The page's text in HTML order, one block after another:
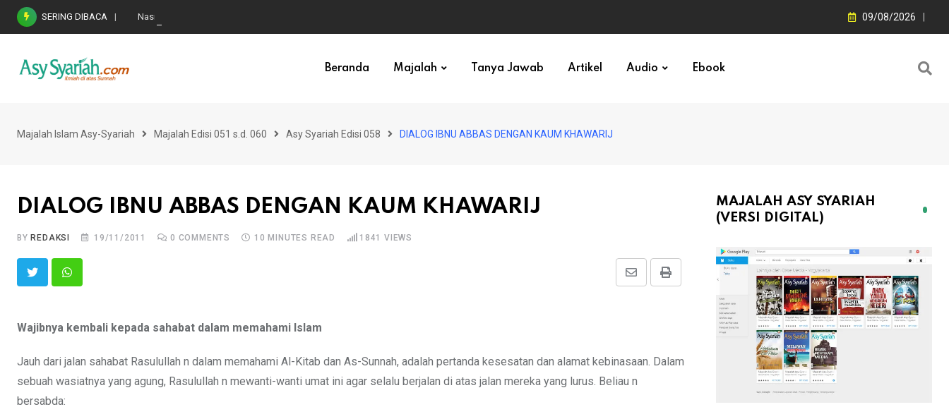
Skip
SERING DIBACA Nasihat Emas di Masa Fitnah (Ujian/Perselisihan) 09/08/2026
Beranda Majalah Tanya Jawab Artikel Audio Ebook
Majalah Islam Asy-Syariah Majalah Edisi 051 s.d. 060 Asy Syariah Edisi 058 DIALOG IBNU ABBAS DENGAN KAUM KHAWARIJ
DIALOG IBNU ABBAS DENGAN KAUM KHAWARIJ
BY REDAKSI 19/11/2011 0 COMMENTS 10 MINUTES READ 1841 VIEWS
Print
Share
Wajibnya kembali kepada sahabat dalam memahami Islam
Jauh dari jalan sahabat Rasulullah n dalam memahami Al-Kitab dan As-Sunnah, adalah pertanda kesesatan dan alamat kebinasaan. Dalam
sebuah wasiatnya yang agung, Rasulullah n mewanti-wanti umat ini agar selalu berjalan di atas jalan mereka yang lurus. Beliau n
bersabda:
MAJALAH ASY SYARIAH
(VERSI DIGITAL)